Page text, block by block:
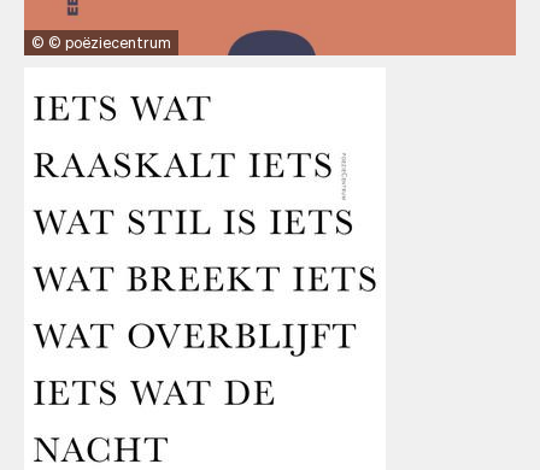
© poëziecentrum